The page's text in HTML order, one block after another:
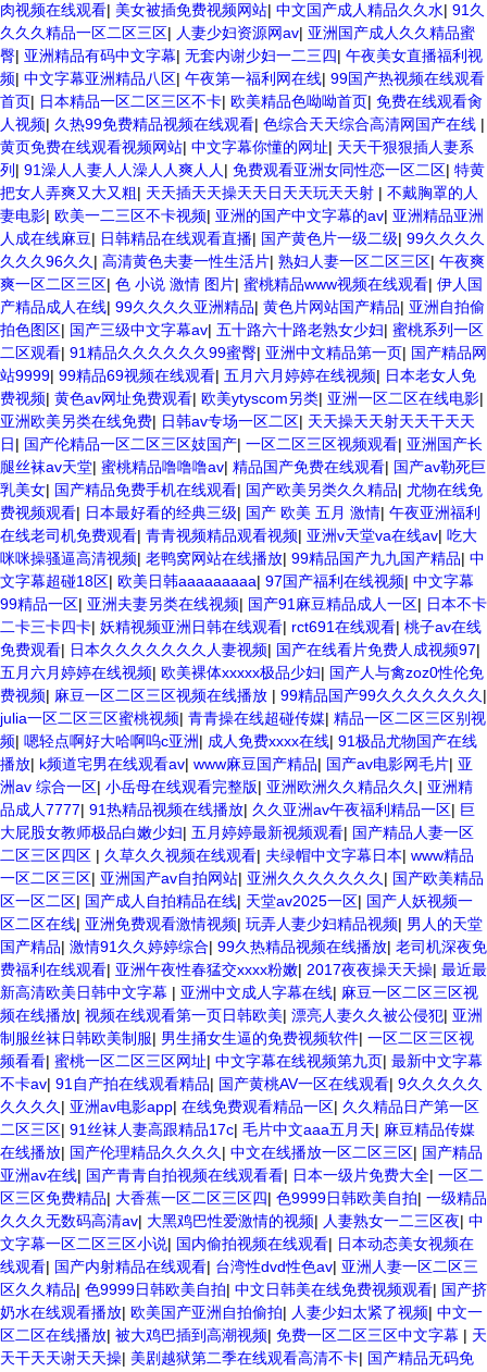
肉视频在线观看| 美女被插免费视频网站| 中文国产成人精品久久水| 91久
久久久精品一区二区三区| 人妻少妇资源网av| 亚洲国产成人久久精品蜜
臀| 亚洲精品有码中文字幕| 无套内谢少妇一二三四| 午夜美女直播福利视
频| 中文字幕亚洲精品八区| 午夜第一福利网在线| 99国产热视频在线观看
首页| 日本精品一区二区三区不卡| 欧美精品色呦呦首页| 免费在线观看肏
人视频| 久热99免费精品视频在线观看| 色综合天天综合高清网国产在线 |
黄页免费在线观看视频网站| 中文字幕你懂的网址| 天天干狠狠插人妻系
列 | 91澡人人妻人人澡人人爽人人 | 免费观看亚洲女同性恋一区二区| 特黄
把女人弄爽又大又粗| 天天插天天操天天日天天玩天天射 | 不戴胸罩的人
妻电影| 欧美一二三区不卡视频| 亚洲的国产中文字幕的av| 亚洲精品亚洲
人成在线麻豆| 日韩精品在线观看直播| 国产黄色片一级二级| 99久久久久
久久久96久久 | 高清黄色夫妻一性生活片| 熟妇人妻一区二区三区| 午夜爽
爽一区二区三区| 色 小说 激情 图片| 蜜桃精品www视频在线观看| 伊人国
产精品成人在线| 99久久久久亚洲精品| 黄色片网站国产精品| 亚洲自拍偷
拍色图区| 国产三级中文字幕av| 五十路六十路老熟女少妇| 蜜桃系列一区
二区观看| 91精品久久久久久久99蜜臀| 亚洲中文精品第一页| 国产精品网
站9999| 99精品69视频在线观看| 五月六月婷婷在线视频| 日本老女人免
费视频| 黄色av网址免费观看| 欧美ytyscom另类| 亚洲一区二区在线电影|
亚洲欧美另类在线免费| 日韩av专场一区二区| 天天操天天射天天干天天
日| 国产伦精品一区二区三区妓国产| 一区二区三区视频观看| 亚洲国产长
腿丝袜av天堂| 蜜桃精品噜噜噜av| 精品国产免费在线观看| 国产av勒死巨
乳美女| 国产精品免费手机在线观看| 国产欧美另类久久精品| 尤物在线免
费视频观看| 日本最好看的经典三级| 国产 欧美 五月 激情| 午夜亚洲福利
在线老司机免费观看| 青青视频精品观看视频| 亚洲v天堂va在线av| 吃大
咪咪操骚逼高清视频| 老鸭窝网站在线播放| 99精品国产九九国产精品| 中
文字幕超碰18区| 欧美日韩aaaaaaaaa| 97国产福利在线视频| 中文字幕
99精品一区| 亚洲夫妻另类在线视频| 国产91麻豆精品成人一区| 日本不卡
二卡三卡四卡| 妖精视频亚洲日韩在线观看| rct691在线观看| 桃子av在线
免费观看| 日本久久久久久久久人妻视频| 国产在线看片免费人成视频97|
五月六月婷婷在线视频| 欧美裸体xxxxx极品少妇| 国产人与禽zoz0性伦免
费视频| 麻豆一区二区三区视频在线播放 | 99精品国产99久久久久久久久 |
julia一区二区三区蜜桃视频| 青青操在线超碰传媒| 精品一区二区三区别视
频| 嗯轻点啊好大哈啊呜c亚洲| 成人免费xxxx在线| 91极品尤物国产在线
播放| k频道宅男在线观看av| www麻豆国产精品| 国产av电影网毛片| 亚
洲av 综合一区| 小岳母在线观看完整版| 亚洲欧洲久久精品久久 | 亚洲精
品成人7777| 91热精品视频在线播放| 久久亚洲av午夜福利精品一区| 巨
大屁股女教师极品白嫩少妇| 五月婷婷最新视频观看| 国产精品人妻一区
二区三区四区 | 久草久久视频在线观看| 夫绿帽中文字幕日本| www精品
一区二区三区| 亚洲国产av自拍网站| 亚洲久久久久久久久 | 国产欧美精品
区一区二区| 国产成人自拍精品在线| 天堂av2025一区| 国产人妖视频一
区二区在线| 亚洲免费观看激情视频| 玩弄人妻少妇精品视频| 男人的天堂
国产精品| 激情91久久婷婷综合| 99久热精品视频在线播放| 老司机深夜免
费福利在线观看| 亚洲午夜性春猛交xxxx粉嫩| 2017夜夜操天天操| 最近最
新高清欧美日韩中文字幕 | 亚洲中文成人字幕在线| 麻豆一区二区三区视
频在线播放| 视频在线观看第一页日韩欧美| 漂亮人妻久久被公侵犯| 亚洲
制服丝袜日韩欧美制服| 男生捅女生逼的免费视频软件| 一区二区三区视
频看看| 蜜桃一区二区三区网址| 中文字幕在线视频第九页| 最新中文字幕
不卡av| 91自产拍在线观看精品| 国产黄桃AV一区在线观看| 9久久久久久
久久久久 | 亚洲av电影app| 在线免费观看精品一区| 久久精品日产第一区
二区三区| 91丝袜人妻高跟精品17c| 毛片中文aaa五月天| 麻豆精品传媒
在线播放| 国产伦理精品久久久久 | 中文在线播放一区二区三区| 国产精品
亚洲av在线| 国产青青自拍视频在线观看看| 日本一级片免费大全| 一区二
区三区免费精品| 大香蕉一区二区三区四| 色9999日韩欧美自拍| 一级精品
久久久无数码高清av| 大黑鸡巴性爱激情的视频| 人妻熟女一二三区夜| 中
文字幕一区二区三区小说| 国内偷拍视频在线观看| 日本动态美女视频在
线观看| 国产内射精品在线观看| 台湾性dvd性色av| 亚洲人妻一区二区三
区久久精品| 色9999日韩欧美自拍| 中文日韩美在线免费视频观看| 国产挤
奶水在线观看播放| 欧美国产亚洲自拍偷拍| 人妻少妇太紧了视频| 中文一
区二区在线播放| 被大鸡巴插到高潮视频| 免费一区二区三区中文字幕 | 天
天干天天谢天天操| 美剧越狱第二季在线观看高清不卡| 国产精品无码免